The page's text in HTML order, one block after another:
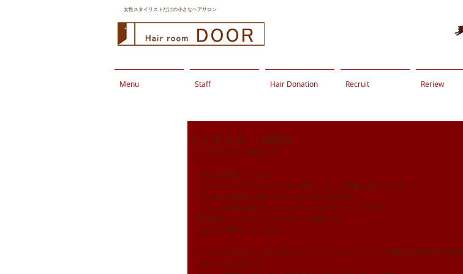
女性スタイリストだけの小さなヘアサロン
Menu Staff Hair Donation Recruit Reriew
１２月１日 月曜日
こんにちは！Chikaです。
今日は定休日でしたが
ビューティーコーディネーター検定、という試験を受けてきました☆
AzusaとMarieは３級。わたしは１級に挑戦です。
こういう試験は受けないといけないわけじゃないですが、
美容師として知っていた方がいい知識なので
みんなで勉強しています！
ちなみに今日は１０月に受けたヘアケアマイスターという試験の合格発表の発表
の日でもありました。